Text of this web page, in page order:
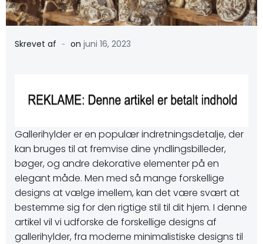
Skrevet af - on juni 16, 2023
Gallerihylder er en populær indretningsdetalje, der
kan bruges til at fremvise dine yndlingsbilleder,
bøger, og andre dekorative elementer på en
elegant måde. Men med så mange forskellige
designs at vælge imellem, kan det være svært at
bestemme sig for den rigtige stil til dit hjem. I denne
artikel vil vi udforske de forskellige designs af
gallerihylder, fra moderne minimalistiske designs til